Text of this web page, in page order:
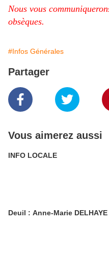
Nous vous
obsèques.
#Infos Générales
Partager
Vous aimerez aussi
INFO LOCALE
Deuil : Anne-Marie DELHAYE